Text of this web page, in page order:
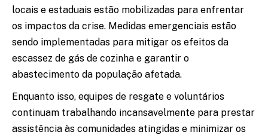
locais e estaduais estão mobilizadas para enfrentar
os impactos da crise. Medidas emergenciais estão
sendo implementadas para mitigar os efeitos da
escassez de gás de cozinha e garantir o
abastecimento da população afetada.
Enquanto isso, equipes de resgate e voluntários
continuam trabalhando incansavelmente para prestar
assistência às comunidades atingidas e minimizar os